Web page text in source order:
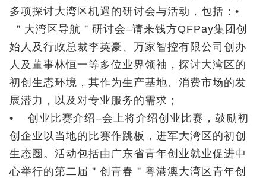
多项探讨大湾区机遇的研讨会与活动，包括：•
＂大湾区导航＂研讨会–请来钱方QFPay集团创
始人及行政总裁李英豪、万家智控有限公司创办
人及董事林恒一等多位业界领袖，探讨大湾区的
初创生态环境，其作为生产基地、消费市场的发
展潜力，以及对专业服务的需求；
• 创业比赛介绍–会上将介绍创业比赛，鼓励初
创企业以当地的比赛作跳板，进军大湾区的初创
生态圈。活动包括由广东省青年创业就业促进中
心举行的第二届＂创青春＂粤港澳大湾区青年创